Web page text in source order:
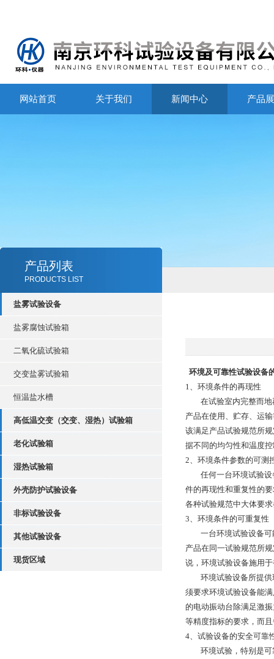
网站首页 关于我们 新闻中心 产品
产品列表
PRODUCTS LIST
盐雾试验设备
盐雾腐蚀试验箱
二氧化硫试验箱
交变盐雾试验箱
恒温盐水槽
高低温交变（交变、湿热）试验箱
老化试验箱
湿热试验箱
外壳防护试验设备
非标试验设备
其他试验设备
现货区域
环境及可靠性试验设备
1、环境条件的再现性
在试验室内完整而地
产品在使用、贮存、运
该满足产品试验规范所
据不同的均匀性和温度
2、环境条件参数的可测
任何一台环境试验设
件的再现性和重复性的
各种试验规范中大体要
3、环境条件的可重复性
一台环境试验设备可
产品在同一试验规范所
说，环境试验设备施用
环境试验设备所提供
须要求环境试验设备能
的电动振动台除满足激
等精度指标的要求，而
4、试验设备的安全可靠
环境试验，特别是可